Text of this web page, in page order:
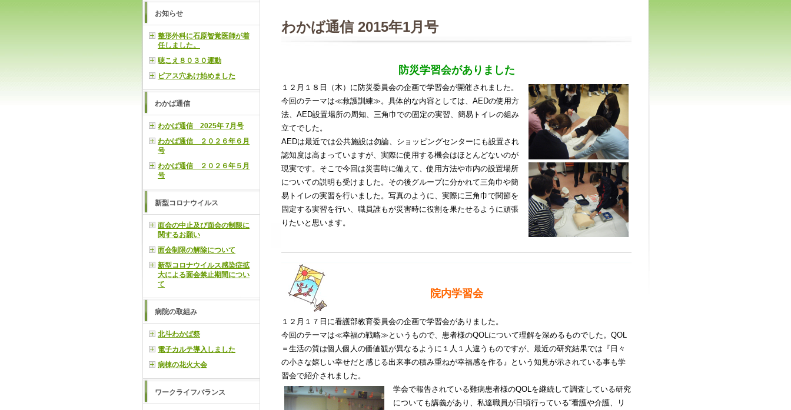
わかば通信 2015年1月号
防災学習会がありました
１２月１８日（木）に防災委員会の企画で学習会が開催されました。
今回のテーマは≪救護訓練≫。具体的な内容としては、AEDの使用方
法、AED設置場所の周知、三角巾での固定の実習、簡易トイレの組み
立てでした。
AEDは最近では公共施設は勿論、ショッピングセンターにも設置され
認知度は高まっていますが、実際に使用する機会はほとんどないのが
現実です。そこで今回は災害時に備えて、使用方法や市内の設置場所
についての説明も受けました。その後グループに分かれて三角巾や簡
易トイレの実習を行いました。写真のように、実際に三角巾で関節を
固定する実習を行い、職員誰もが災害時に役割を果たせるように頑張
りたいと思います。
院内学習会
１２月１７日に看護部教育委員会の企画で学習会がありました。
今回のテーマは≪幸福の戦略≫というもので、患者様のQOLについて理解を深めるものでした。QOL
＝生活の質は個人個人の価値観が異なるように１人１人違うものですが、最近の研究結果では『日々
の小さな嬉しい幸せだと感じる出来事の積み重ねが幸福感を作る』という知見が示されている事も学
習会で紹介されました。
学会で報告されている難病患者様のQOLを継続して調査している研究
についても講義があり、私達職員が日頃行っている“看護や介護、リ
お知らせ
整形外科に石原智覚医師が着
任しました。
聴こえ８０３０運動
ピアス穴あけ始めました
わかば通信
わかば通信 2025年 7月号
わかば通信 ２０２６年６月
号
わかば通信 ２０２６年５月
号
新型コロナウイルス
面会の中止及び面会の制限に
関するお願い
面会制限の解除について
新型コロナウイルス感染症拡
大による面会禁止期間につい
て
病院の取組み
北斗わかば祭
電子カルテ導入しました
病棟の花火大会
ワークライフバランス